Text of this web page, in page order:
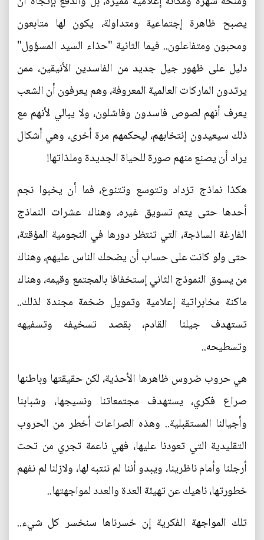
يصبح ظاهرة إجتماعية ومتداولة، يكون لها متابعون
ومحبون ومتفاعلون.. فيما الثانية "حذاء السيد المسؤول"
دليل على ظهور جيل جديد من الفاسدين الأنيقين، ممن
يرتدون الماركات العالمية المعروفة، وهم يعرفون أن الشعب
يعرف أنهم لصوص فاسدون وفاشلون، ولا يبالي لأنهم مع
ذلك سيعيدون إنتخابهم، ليحكمهم مرة أخرى، وهي أشكال
يراد أن يصنع منهم صورة للحياة الجديدة وملذاتها!
هكذا نماذج تزداد وتتوسع وتتنوع، فما أن يخبوا نجم
أحدها حتى يتم تسويق غيره، وهناك عشرات النماذج
الفارغة الساذجة، التي تنتظر دورها في النجومية المؤقتة،
حتى ولو كانت على حساب أن يضحك الناس عليهم، وهناك
من يسوق النموذج الثاني إستخفافا بالمجتمع وقيمه، وهناك
ماكنة مخابراتية إعلامية وتمويل ضخمة مجندة لذلك..
تستهدف جيلنا القادم، بقصد تسخيفه وتسفيهه
وتسطيحه..
هي حروب ضروس ظاهرها الأحذية، لكن حقيقتها وباطنها
صراع فكري، يستهدف مجتمعاتنا ونسيجها، وشبابنا
وأجيالنا المستقبلية.. وهذه الصراعات أخطر من الحروب
التقليدية التي تعودنا عليها، فهي ناعمة تجري من تحت
أرجلنا وأمام ناظرينا، ويبدو أننا لم ننتبه لها، ولازلنا لم نفهم
خطورتها، ناهيك عن تهيئة العدة والعدد لمواجهتها..
تلك المواجهة الفكرية إن خسرناها سنخسر كل شيء..